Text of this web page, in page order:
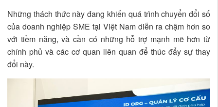
Những thách thức này đang khiến quá trình chuyển đổi số
của doanh nghiệp SME tại Việt Nam diễn ra chậm hơn so
với tiềm năng, và cần có những hỗ trợ mạnh mẽ hơn từ
chính phủ và các cơ quan liên quan để thúc đẩy sự thay
đổi này.